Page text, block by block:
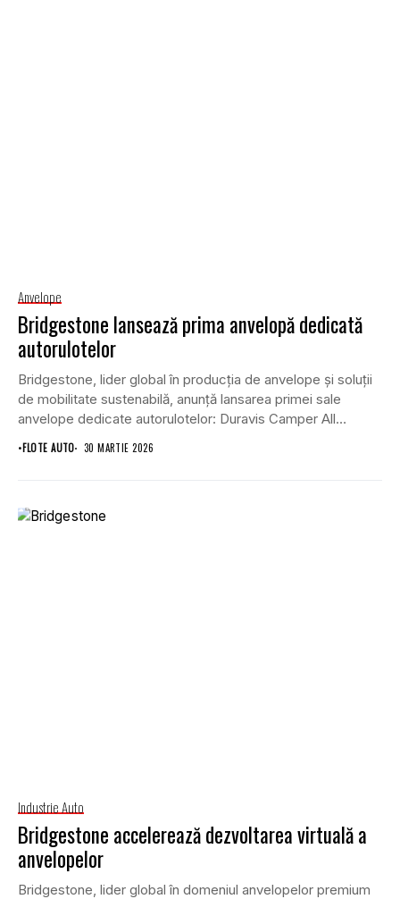
Anvelope
Bridgestone lansează prima anvelopă dedicată
autorulotelor
Bridgestone, lider global în producția de anvelope și soluții
de mobilitate sustenabilă, anunță lansarea primei sale
anvelope dedicate autorulotelor: Duravis Camper All
Season....
•FLOTE AUTO 30 MARTIE 2026
Industrie Auto
Bridgestone accelerează dezvoltarea virtuală a
anvelopelor
Bridgestone, lider global în domeniul anvelopelor premium